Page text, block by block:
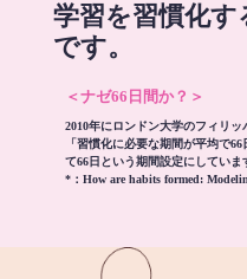
学習を習慣化
です。
＜ナゼ66日間か？＞
2010年にロンドン大学のフィリ
「習慣化に必要な期間が平均で
て66日という期間設定にしていま
*： How are habits formed: